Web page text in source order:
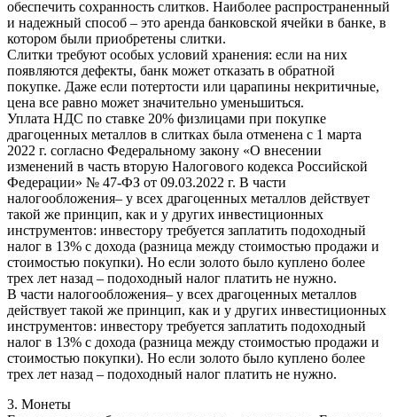
обеспечить сохранность слитков. Наиболее распространенный
и надежный способ – это аренда банковской ячейки в банке, в
котором были приобретены слитки.
Слитки требуют особых условий хранения: если на них
появляются дефекты, банк может отказать в обратной
покупке. Даже если потертости или царапины некритичные,
цена все равно может значительно уменьшиться.
Уплата НДС по ставке 20% физлицами при покупке
драгоценных металлов в слитках была отменена с 1 марта
2022 г. согласно Федеральному закону «О внесении
изменений в часть вторую Налогового кодекса Российской
Федерации» № 47-ФЗ от 09.03.2022 г. В части
налогообложения– у всех драгоценных металлов действует
такой же принцип, как и у других инвестиционных
инструментов: инвестору требуется заплатить подоходный
налог в 13% с дохода (разница между стоимостью продажи и
стоимостью покупки). Но если золото было куплено более
трех лет назад – подоходный налог платить не нужно.
В части налогообложения– у всех драгоценных металлов
действует такой же принцип, как и у других инвестиционных
инструментов: инвестору требуется заплатить подоходный
налог в 13% с дохода (разница между стоимостью продажи и
стоимостью покупки). Но если золото было куплено более
трех лет назад – подоходный налог платить не нужно.
3. Монеты